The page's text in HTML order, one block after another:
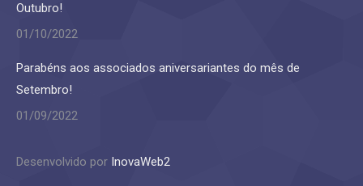
Outubro!
01/10/2022
Parabéns aos associados aniversariantes do mês de
Setembro!
01/09/2022
Desenvolvido por InovaWeb2